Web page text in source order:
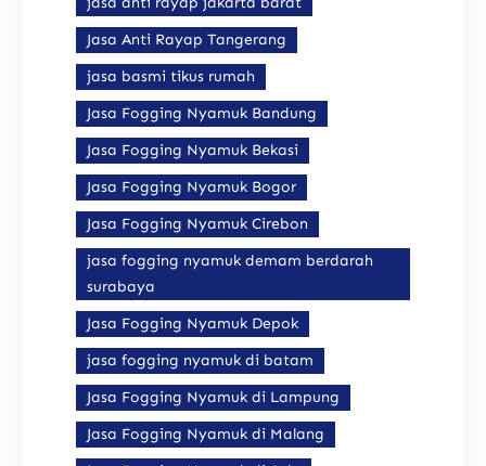
Jasa Anti Rayap Tangerang
jasa basmi tikus rumah
Jasa Fogging Nyamuk Bandung
Jasa Fogging Nyamuk Bekasi
Jasa Fogging Nyamuk Bogor
Jasa Fogging Nyamuk Cirebon
jasa fogging nyamuk demam berdarah
surabaya
Jasa Fogging Nyamuk Depok
jasa fogging nyamuk di batam
Jasa Fogging Nyamuk di Lampung
Jasa Fogging Nyamuk di Malang